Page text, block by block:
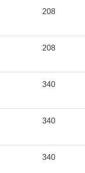
208
208
340
340
340